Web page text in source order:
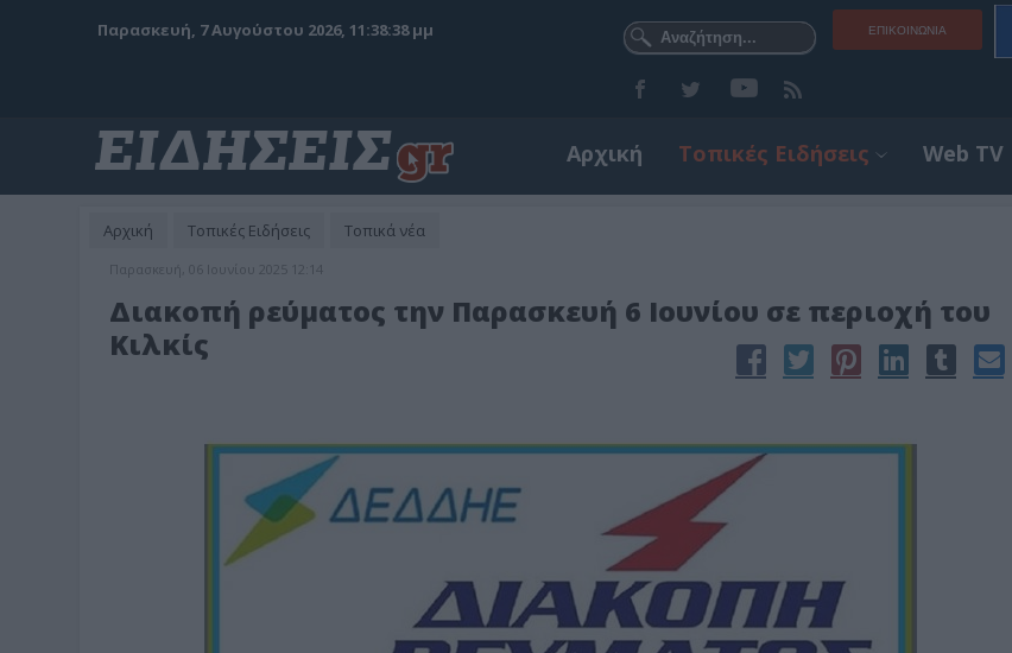
ΕΠΙΚΟΙΝΩΝΊΑ
Παρασκευή, 7 Αυγούστου 2026, 11:38:40 μμ
Αρχική Τοπικές Ειδήσεις Web TV
Αρχική Τοπικές Ειδήσεις Τοπικά νέα
Παρασκευή, 06 Ιουνίου 2025 12:14
Διακοπή ρεύματος την Παρασκευή 6 Ιουνίου σε περιοχή του
Κιλκίς